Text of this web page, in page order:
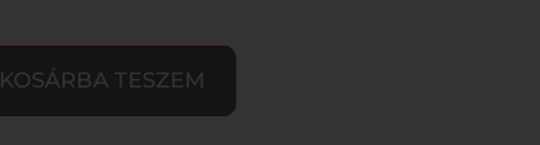
KOSÁRBA TESZEM